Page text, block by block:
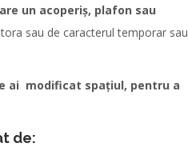
are un acoperiș, plafon sau
sau de caracterul temporar sau
ai modificat spațiul, pentru a
de: